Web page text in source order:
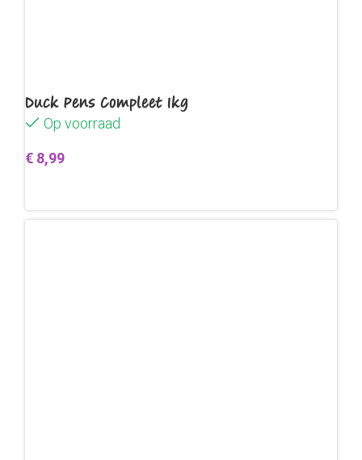
Duck Pens Compleet 1kg
Op voorraad
€ 8,99